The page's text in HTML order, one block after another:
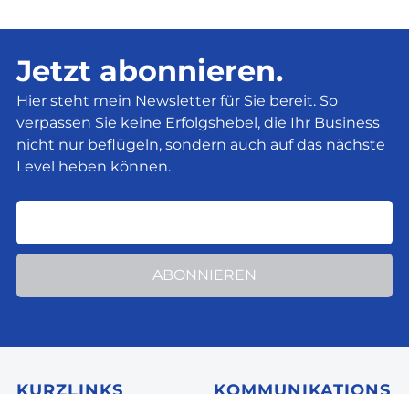
Jetzt abonnieren.
Hier steht mein Newsletter für Sie bereit. So
verpassen Sie keine Erfolgshebel, die Ihr Business
nicht nur beflügeln, sondern auch auf das nächste
Level heben können.
ABONNIEREN